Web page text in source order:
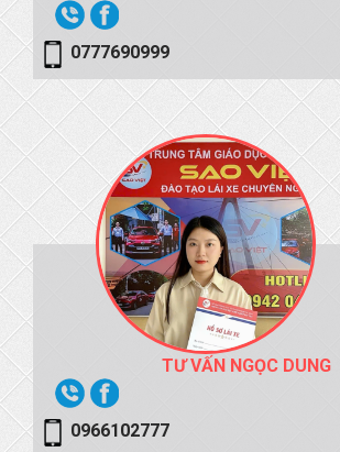
0777690999
TƯ VẤN NGỌC DUNG
0966102777